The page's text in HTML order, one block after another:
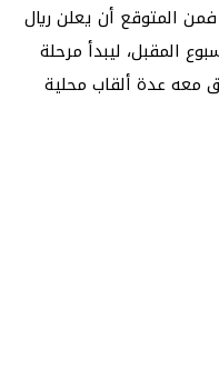
المتوقع أن يعلن ريال
المقبل، ليبدأ مرحلة
معه عدة ألقاب محلية